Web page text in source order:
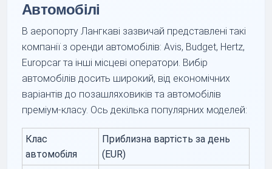
Автомобілі
В аеропорту Лангкаві зазвичай представлені такі
компанії з оренди автомобілів: Avis, Budget, Hertz,
Europcar та інші місцеві оператори. Вибір
автомобілів досить широкий, від економічних
варіантів до позашляховиків та автомобілів
преміум-класу. Ось декілька популярних моделей:
Клас
автомобіля
Приблизна вартість за день
(EUR)